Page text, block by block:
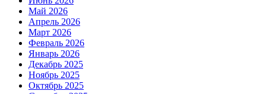
Май 2026
Апрель 2026
Март 2026
Февраль 2026
Январь 2026
Декабрь 2025
Ноябрь 2025
Октябрь 2025